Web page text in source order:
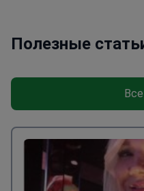
Полезные